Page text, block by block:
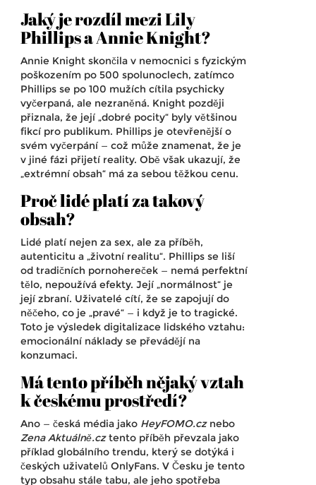
Jaký je rozdíl mezi Lily
Phillips a Annie Knight?
Annie Knight skončila v nemocnici s fyzickým
poškozením po 500 spolunoclech, zatímco
Phillips se po 100 mužích cítila psychicky
vyčerpaná, ale nezraněná. Knight později
přiznala, že její „dobré pocity“ byly většinou
fikcí pro publikum. Phillips je otevřenější o
svém vyčerpání — což může znamenat, že je
v jiné fázi přijetí reality. Obě však ukazují, že
„extrémní obsah“ má za sebou těžkou cenu.
Proč lidé platí za takový
obsah?
Lidé platí nejen za sex, ale za příběh,
autenticitu a „životní realitu“. Phillips se liší
od tradičních pornohereček — nemá perfektní
tělo, nepoužívá efekty. Její „normálnost“ je
její zbraní. Uživatelé cítí, že se zapojují do
něčeho, co je „pravé“ — i když je to tragické.
Toto je výsledek digitalizace lidského vztahu:
emocionální náklady se převádějí na
konzumaci.
Má tento příběh nějaký vztah
k českému prostředí?
Ano — česká média jako HeyFOMO.cznebo
Zena Aktuálně.cztento příběh převzala jako
příklad globálního trendu, který se dotýká i
českých uživatelů OnlyFans. V Česku je tento
typ obsahu stále tabu, ale jeho spotřeba